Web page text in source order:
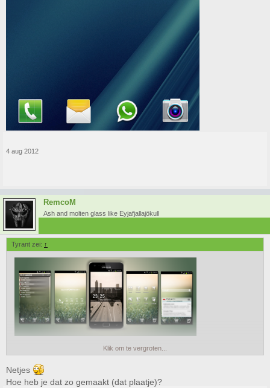
4 aug 2012
RemcoM
Ash and molten glass like Eyjafjallajökull
Tyrant zei: ↑
Mijne
Is er geen leuke Gmail widget ofzo?
Klik om te vergroten...
Netjes
Hoe heb je dat zo gemaakt (dat plaatje)?